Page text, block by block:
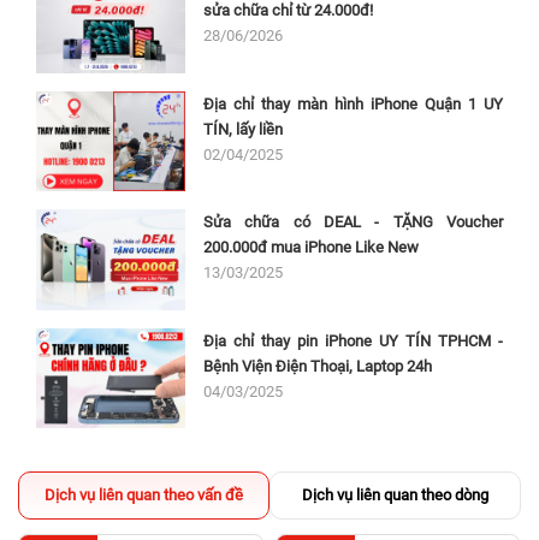
sửa chữa chỉ từ 24.000đ!
28/06/2026
Địa chỉ thay màn hình iPhone Quận 1 UY
TÍN, lấy liền
02/04/2025
Sửa chữa có DEAL - TẶNG Voucher
200.000đ mua iPhone Like New
13/03/2025
Địa chỉ thay pin iPhone UY TÍN TPHCM -
Bệnh Viện Điện Thoại, Laptop 24h
04/03/2025
Dịch vụ liên quan theo vấn đề Dịch vụ liên quan theo dòng